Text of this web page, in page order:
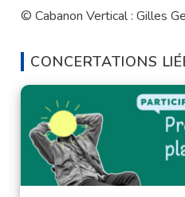
© Cabanon Vertical : Gilles
CONCERTATIONS